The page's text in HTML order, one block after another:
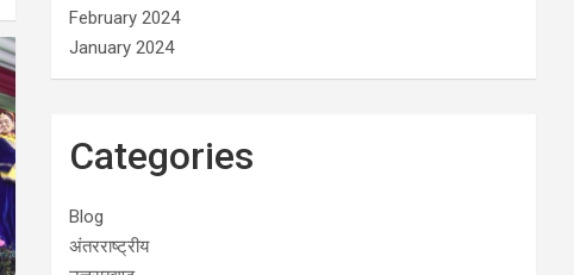
February 2024
January 2024
Categories
Blog
अंतरराष्ट्रीय